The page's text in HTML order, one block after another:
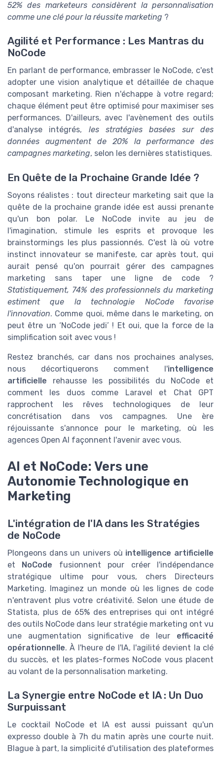
52% des marketeurs considèrent la personnalisation
comme une clé pour la réussite marketing ?
Agilité et Performance : Les Mantras du
NoCode
En parlant de performance, embrasser le NoCode, c'est
adopter une vision analytique et détaillée de chaque
composant marketing. Rien n'échappe à votre regard;
chaque élément peut être optimisé pour maximiser ses
performances. D'ailleurs, avec l'avènement des outils
d'analyse intégrés, les stratégies basées sur des
données augmentent de 20% la performance des
campagnes marketing, selon les dernières statistiques.
En Quête de la Prochaine Grande Idée ?
Soyons réalistes : tout directeur marketing sait que la
quête de la prochaine grande idée est aussi prenante
qu'un bon polar. Le NoCode invite au jeu de
l'imagination, stimule les esprits et provoque les
brainstormings les plus passionnés. C'est là où votre
instinct innovateur se manifeste, car après tout, qui
aurait pensé qu'on pourrait gérer des campagnes
marketing sans taper une ligne de code ?
Statistiquement, 74% des professionnels du marketing
estiment que la technologie NoCode favorise
l'innovation. Comme quoi, même dans le marketing, on
peut être un ‘NoCode jedi’ ! Et oui, que la force de la
simplification soit avec vous !
Restez branchés, car dans nos prochaines analyses,
nous décortiquerons comment l'intelligence
artificielle rehausse les possibilités du NoCode et
comment les duos comme Laravel et Chat GPT
rapprochent les rêves technologiques de leur
concrétisation dans vos campagnes. Une ère
réjouissante s'annonce pour le marketing, où les
agences Open AI façonnent l'avenir avec vous.
AI et NoCode: Vers une
Autonomie Technologique en
Marketing
L'intégration de l'IA dans les Stratégies
de NoCode
Plongeons dans un univers où intelligence artificielle
et NoCode fusionnent pour créer l'indépendance
stratégique ultime pour vous, chers Directeurs
Marketing. Imaginez un monde où les lignes de code
n'entravent plus votre créativité. Selon une étude de
Statista, plus de 65% des entreprises qui ont intégré
des outils NoCode dans leur stratégie marketing ont vu
une augmentation significative de leur efficacité
opérationnelle. À l'heure de l'IA, l'agilité devient la clé
du succès, et les plates-formes NoCode vous placent
au volant de la personnalisation marketing.
La Synergie entre NoCode et IA : Un Duo
Surpuissant
Le cocktail NoCode et IA est aussi puissant qu'un
expresso double à 7h du matin après une courte nuit.
Blague à part, la simplicité d'utilisation des plateformes